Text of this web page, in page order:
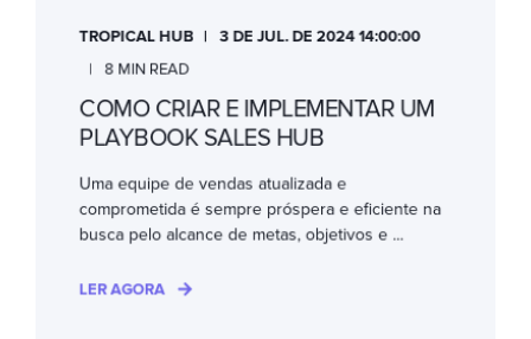
TROPICAL HUB 3 DE JUL. DE 2024 14:00:00
8 MIN READ
COMO CRIAR E IMPLEMENTAR UM
PLAYBOOK SALES HUB
Uma equipe de vendas atualizada e
comprometida é sempre próspera e eficiente na
busca pelo alcance de metas, objetivos e ...
LER AGORA